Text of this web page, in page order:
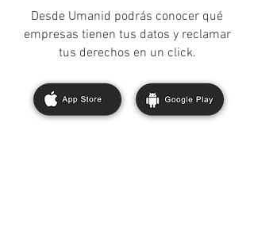
Desde Umanid podrás conocer qué
empresas tienen tus datos y reclamar
tus derechos en un click.